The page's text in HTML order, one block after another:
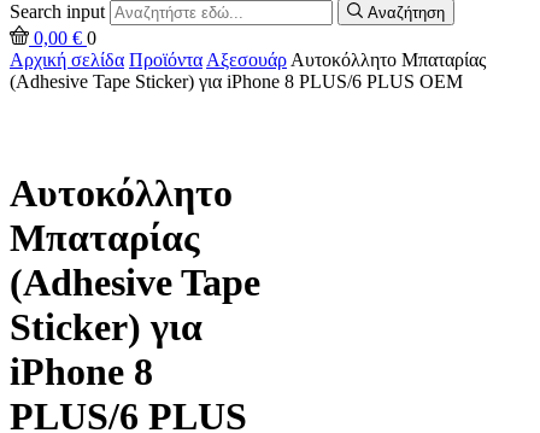
Search input Αναζήτηση
0,00 € 0
Αρχική σελίδα Προϊόντα Αξεσουάρ Αυτοκόλλητο Μπαταρίας
(Adhesive Tape Sticker) για iPhone 8 PLUS/6 PLUS ΟΕΜ
Αυτοκόλλητο
Μπαταρίας
(Adhesive Tape
Sticker) για
iPhone 8
PLUS/6 PLUS